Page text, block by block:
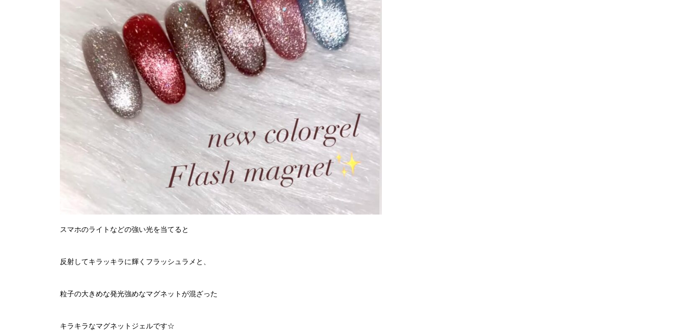
スマホのライトなどの強い光を当てると
反射してキラッキラに輝くフラッシュラメと、
粒子の大きめな発光強めなマグネットが混ざった
キラキラなマグネットジェルです☆